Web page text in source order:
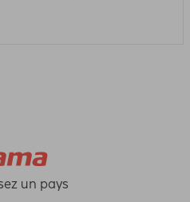
un pays